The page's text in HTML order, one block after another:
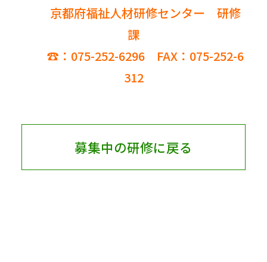
京都府福祉人材研修センター 研修
課
☎：075-252-6296 FAX：075-252-6
312
募集中の研修に戻る